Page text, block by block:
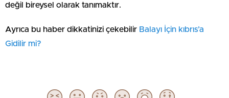
değil bireysel olarak tanımaktır.
Ayrıca bu haber dikkatinizi çekebilir ⁠ Balayı İçin kıbrıs’a
Gidilir mi?